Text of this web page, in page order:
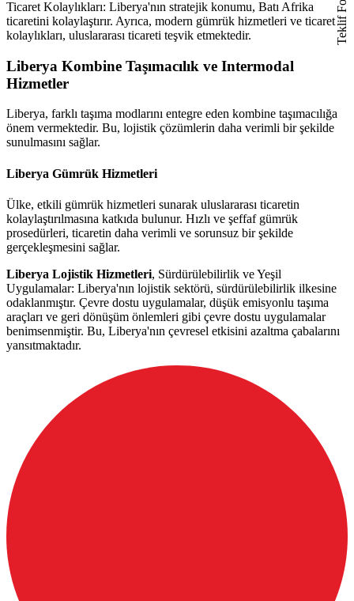
Ticaret Kolaylıkları: Liberya'nın stratejik konumu, Batı Afrika
ticaretini kolaylaştırır. Ayrıca, modern gümrük hizmetleri ve ticaret
kolaylıkları, uluslararası ticareti teşvik etmektedir.
Liberya Kombine Taşımacılık ve Intermodal
Hizmetler
Liberya, farklı taşıma modlarını entegre eden kombine taşımacılığa
önem vermektedir. Bu, lojistik çözümlerin daha verimli bir şekilde
sunulmasını sağlar.
Liberya Gümrük Hizmetleri
Ülke, etkili gümrük hizmetleri sunarak uluslararası ticaretin
kolaylaştırılmasına katkıda bulunur. Hızlı ve şeffaf gümrük
prosedürleri, ticaretin daha verimli ve sorunsuz bir şekilde
gerçekleşmesini sağlar.
Liberya Lojistik Hizmetleri, Sürdürülebilirlik ve Yeşil
Uygulamalar: Liberya'nın lojistik sektörü, sürdürülebilirlik ilkesine
odaklanmıştır. Çevre dostu uygulamalar, düşük emisyonlu taşıma
araçları ve geri dönüşüm önlemleri gibi çevre dostu uygulamalar
benimsenmiştir. Bu, Liberya'nın çevresel etkisini azaltma çabalarını
yansıtmaktadır.